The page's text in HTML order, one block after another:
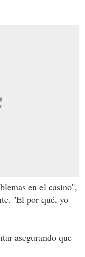
en el casino'',
''El por qué, yo
asegurando que